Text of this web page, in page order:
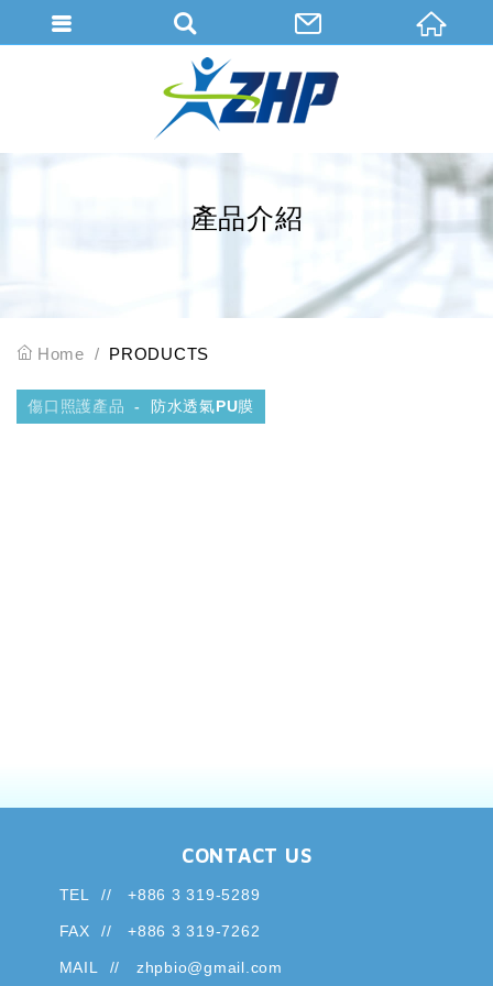
產品介紹
Home PRODUCTS
傷口照護產品 防水透氣PU膜
CONTACT US
TEL +886 3 319-5289
FAX +886 3 319-7262
MAIL zhpbio@gmail.com
會員登入
會員登入(燈箱)
加入會員
填寫匯款通知